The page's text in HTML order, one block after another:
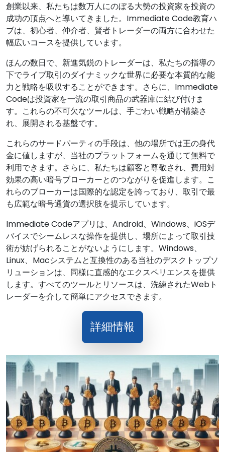
創業以来、私たちは数万人にのぼる大勢の投資家を投資の
成功の頂点へと導いてきました。Immediate Code教育ハ
ブは、初心者、仲介者、賢者トレーダーの両方に合わせた
幅広いコースを提供しています。
ほんの数日で、新進気鋭のトレーダーは、私たちの指導の
下でライブ取引のダイナミックな世界に必要な本質的な能
力と戦略を吸収することができます。さらに、Immediate
Codeは投資家を一流の取引商品の武器庫に結び付けま
す。これらの不可欠なツールは、手ごわい戦略が構築さ
れ、展開される基盤です。
これらのサードパーティの手段は、他の場所では王の身代
金に値しますが、当社のプラットフォームを通じて無料で
利用できます。さらに、私たちは顧客と尊敬され、費用対
効果の高い暗号ブローカーとのつながりを促進します。こ
れらのブローカーは国際的な認定を誇っており、取引で最
も広範な暗号通貨の選択肢を提示しています。
Immediate Codeアプリは、Android、Windows、iOSデ
バイスでシームレスな操作を提供し、場所によって取引技
術が妨げられることがないようにします。Windows、
Linux、Macシステムと互換性のある当社のデスクトップソ
リューションは、同様に直感的なエクスペリエンスを提供
します。すべてのツールとリソースは、洗練されたWebト
レーダーを介して簡単にアクセスできます。
詳細情報